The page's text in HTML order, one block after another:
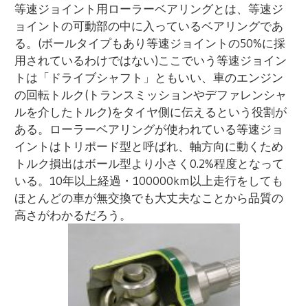
等速ジョイント用ローラーベアリングとは、等速ジ
ョイントの可動部の中に入っているベアリングであ
る。(ボールタイプもあり等速ジョイントの50%に採
用されているわけではない)ここでいう等速ジョイン
トは「ドライブシャフト」ともいい、車のエンジン
の回転トルク(トランスミッションやデファレンシャ
ルを介したトルク)をタイヤ側に伝えるという役割が
ある。ローラーベアリングが使われている等速ジョ
イントはトリポード型と呼ばれ、軸方向に動くため
トルク損出はボール型より小さく0.2%程度となって
いる。10年以上経過・100000km以上走行をしても
ほとんどの車が無交換でも大丈夫なことから品質の
高さがわかるだろう。